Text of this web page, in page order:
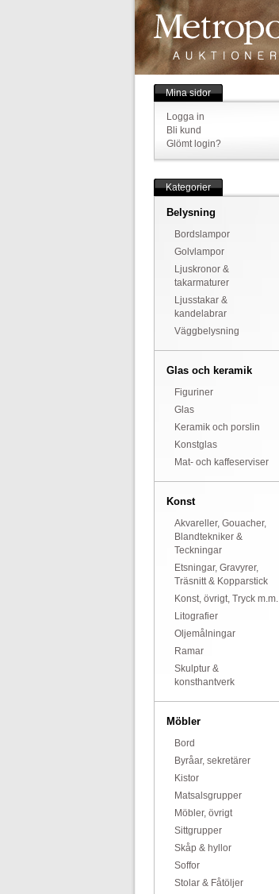
Mina sidor
Logga in
Bli kund
Glömt login?
Kategorier
Belysning
Bordslampor
Golvlampor
Ljuskronor &
takarmaturer
Ljusstakar &
kandelabrar
Väggbelysning
Glas och keramik
Figuriner
Glas
Keramik och porslin
Konstglas
Mat- och kaffeserviser
Konst
Akvareller, Gouacher,
Blandtekniker &
Teckningar
Etsningar, Gravyrer,
Träsnitt & Kopparstick
Konst, övrigt, Tryck m.m.
Litografier
Oljemålningar
Ramar
Skulptur &
konsthantverk
Möbler
Bord
Byråar, sekretärer
Kistor
Matsalsgrupper
Möbler, övrigt
Sittgrupper
Skåp & hyllor
Soffor
Stolar & Fåtöljer